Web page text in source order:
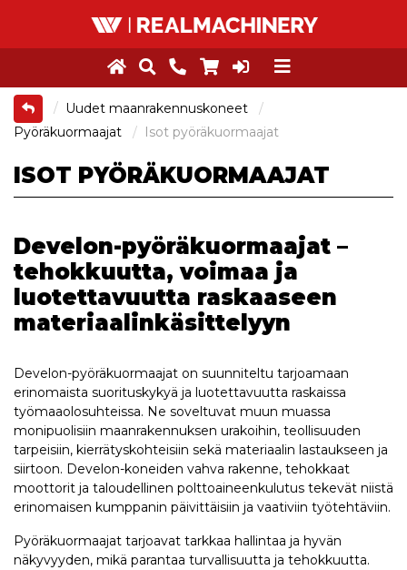
Uudet maanrakennuskoneet
Pyöräkuormaajat
Isot pyöräkuormaajat
ISOT PYÖRÄKUORMAAJAT
Develon-pyöräkuormaajat –
tehokkuutta, voimaa ja
luotettavuutta raskaaseen
materiaalinkäsittelyyn
Develon-pyöräkuormaajat on suunniteltu tarjoamaan
erinomaista suorituskykyä ja luotettavuutta raskaissa
työmaaolosuhteissa. Ne soveltuvat muun muassa
monipuolisiin maanrakennuksen urakoihin, teollisuuden
tarpeisiin, kierrätyskohteisiin sekä materiaalin lastaukseen ja
siirtoon. Develon-koneiden vahva rakenne, tehokkaat
moottorit ja taloudellinen polttoaineenkulutus tekevät niistä
erinomaisen kumppanin päivittäisiin ja vaativiin työtehtäviin.
Pyöräkuormaajat tarjoavat tarkkaa hallintaa ja hyvän
näkyvyyden, mikä parantaa turvallisuutta ja tehokkuutta.